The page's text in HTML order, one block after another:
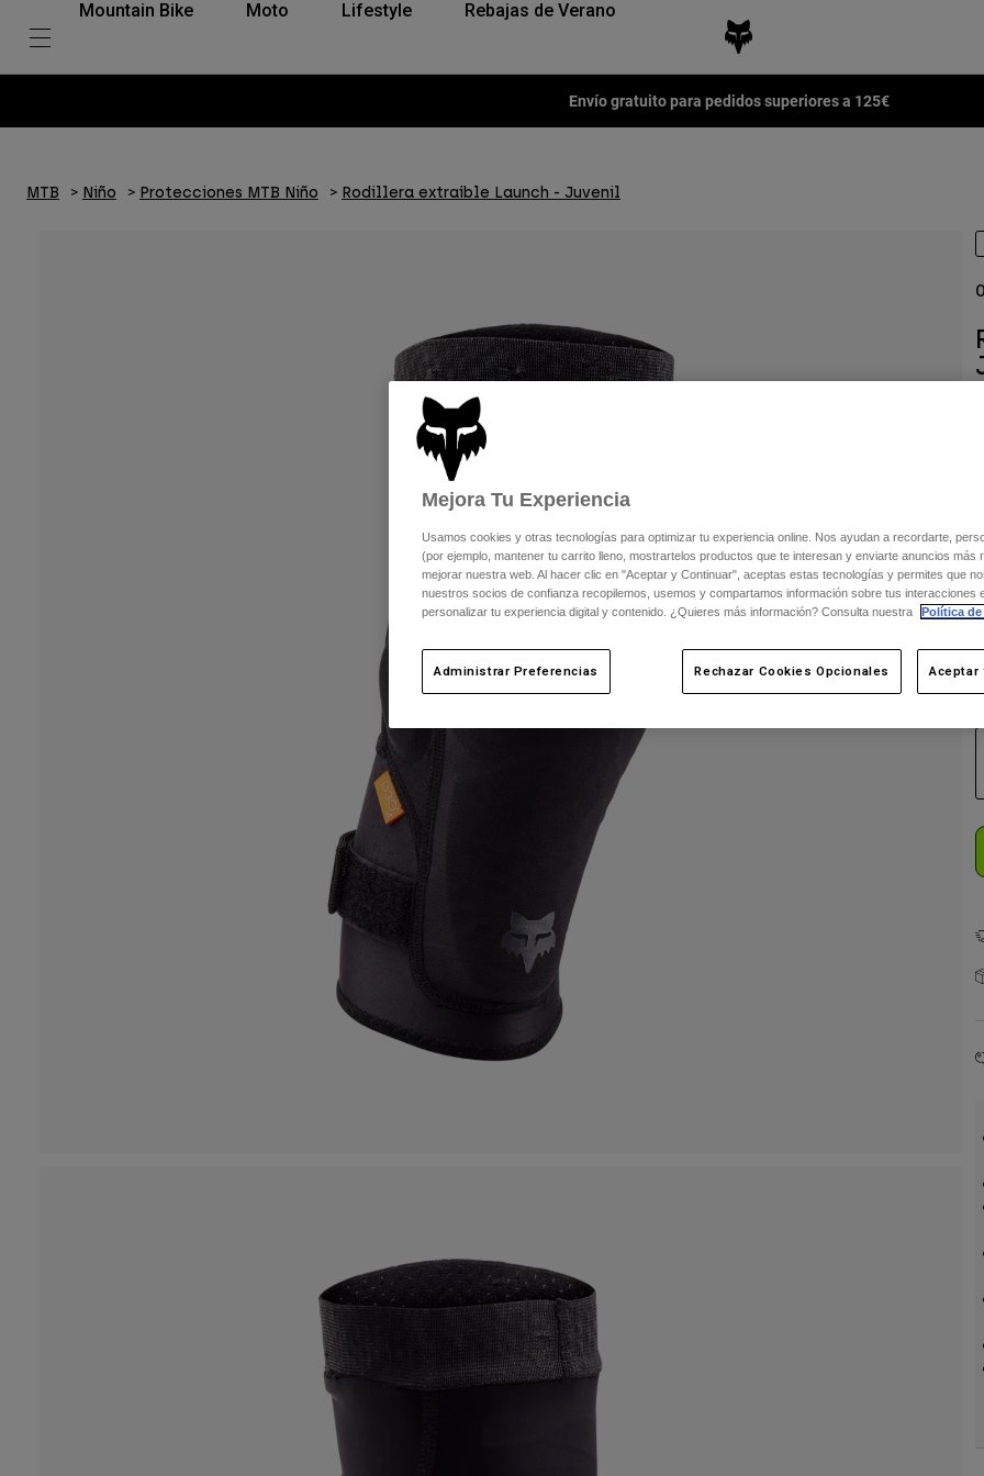
Mountain Bike Moto Lifestyle Rebajas de Verano
Envío gratuito para pedidos superiores a 125€
MTB Niño Protecciones MTB Niño Rodillera extraíble Launch - Juvenil
Mejora Tu Experiencia
Usamos cookies y otras tecnologías para optimizar tu experiencia online. Nos ayudan a recordarte,
(por ejemplo, mantener tu carrito lleno, mostrartelos productos que te interesan y enviarte anuncios más
mejorar nuestra web. Al hacer clic en "Aceptar y Continuar", aceptas estas tecnologías y permites que
nuestros socios de confianza recopilemos, usemos y compartamos información sobre tus interacciones
personalizar tu experiencia digital y contenido. ¿Quieres más información? Consulta nuestra
Política de
Administrar Preferencias Rechazar Cookies Opcionales Aceptar